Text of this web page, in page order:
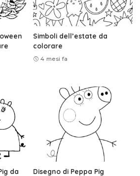
Simboli dell’estate da
colorare
4 mesi fa
da
Disegno di Peppa Pig